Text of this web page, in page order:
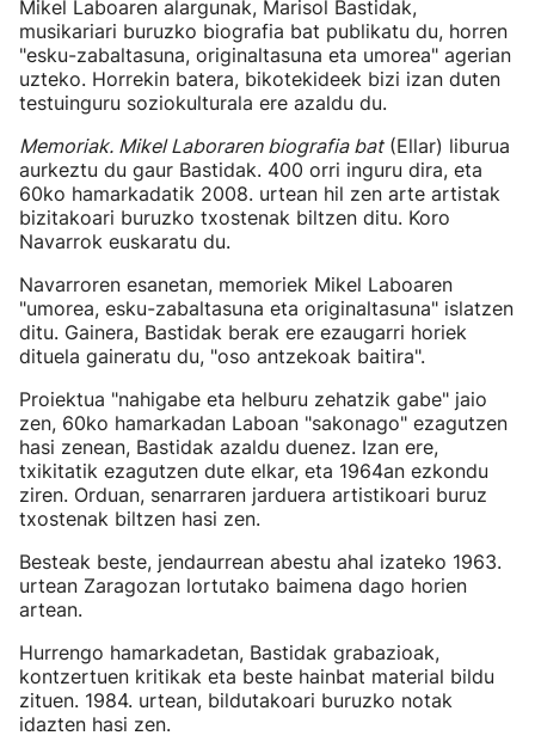
Mikel Laboaren alargunak, Marisol Bastidak,
musikariari buruzko biografia bat publikatu du, horren
"esku-zabaltasuna, originaltasuna eta umorea" agerian
uzteko. Horrekin batera, bikotekideek bizi izan duten
testuinguru soziokulturala ere azaldu du.
Memoriak. Mikel Laboraren biografia bat(Ellar) liburua
aurkeztu du gaur Bastidak. 400 orri inguru dira, eta
60ko hamarkadatik 2008. urtean hil zen arte artistak
bizitakoari buruzko txostenak biltzen ditu. Koro
Navarrok euskaratu du.
Navarroren esanetan, memoriek Mikel Laboaren
"umorea, esku-zabaltasuna eta originaltasuna" islatzen
ditu. Gainera, Bastidak berak ere ezaugarri horiek
dituela gaineratu du, "oso antzekoak baitira".
Proiektua "nahigabe eta helburu zehatzik gabe" jaio
zen, 60ko hamarkadan Laboan "sakonago" ezagutzen
hasi zenean, Bastidak azaldu duenez. Izan ere,
txikitatik ezagutzen dute elkar, eta 1964an ezkondu
ziren. Orduan, senarraren jarduera artistikoari buruz
txostenak biltzen hasi zen.
Besteak beste, jendaurrean abestu ahal izateko 1963.
urtean Zaragozan lortutako baimena dago horien
artean.
Hurrengo hamarkadetan, Bastidak grabazioak,
kontzertuen kritikak eta beste hainbat material bildu
zituen. 1984. urtean, bildutakoari buruzko notak
idazten hasi zen.